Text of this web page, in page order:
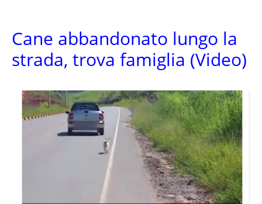
Cane abbandonato lungo la
strada, trova famiglia (Video)